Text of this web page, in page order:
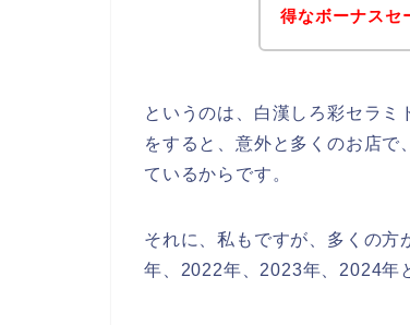
得なボーナスセ
というのは、白漢しろ彩セラ
をすると、意外と多くのお店で
ているからです。
それに、私もですが、多くの
年、2022年、2023年、2024年